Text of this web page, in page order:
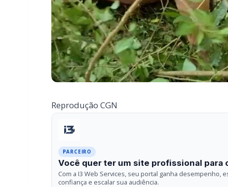
Reprodução CGN
PARCEIRO
Com a I3 Web Services, seu portal ganha desempenho,
confiança e escalar sua audiência.
RECURSOS DIFERENCIAIS
Falar com I3